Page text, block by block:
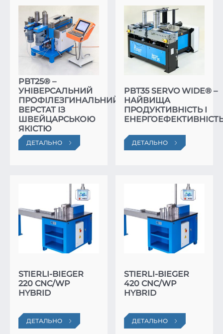
PBT25® –
УНІВЕРСАЛЬНИЙ
ПРОФІЛЕЗГИНАЛЬНИЙ
ВЕРСТАТ ІЗ
ШВЕЙЦАРСЬКОЮ
ЯКІСТЮ
ДЕТАЛЬНО
PBT35 SERVO WIDE® –
НАЙВИЩА
ПРОДУКТИВНІСТЬ І
ДЕТАЛЬНО
STIERLI-BIEGER
220 CNC/WP
HYBRID
ДЕТАЛЬНО
STIERLI-BIEGER
420 CNC/WP
HYBRID
ДЕТАЛЬНО